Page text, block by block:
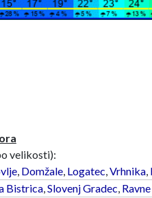
velikosti):
, Domžale, Logatec,Vrhnika,
Bistrica,Slovenj Gradec,